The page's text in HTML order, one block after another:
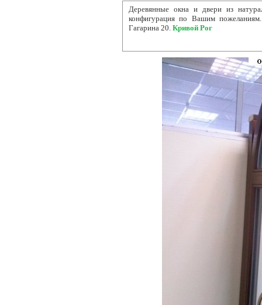
Деревянные окна и двери из
конфигурация по Вашим
Гагарина 20. Кривой Рог